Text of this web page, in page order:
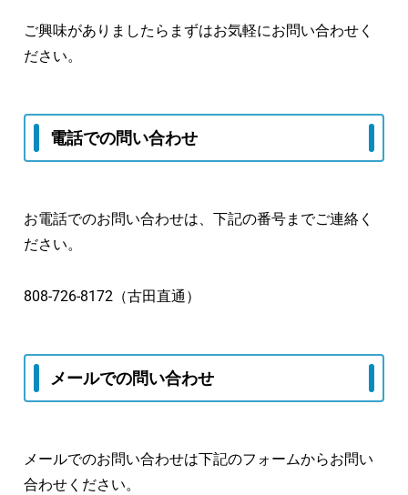
ご興味がありましたらまずはお気軽にお問い合わせく
ださい。
電話での問い合わせ
お電話でのお問い合わせは、下記の番号までご連絡く
ださい。
808-726-8172（古田直通）
メールでの問い合わせ
メールでのお問い合わせは下記のフォームからお問い
合わせください。